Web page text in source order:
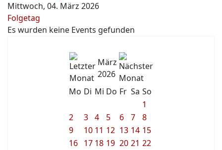
Mittwoch, 04. März 2026
Folgetag
Es wurden keine Events gefunden
März
2026
Mo Di Mi Do Fr Sa So
1
2
3 4 5 6 7
8
9
10 11 12 13 14 15
16
17 18 19 20 21 22